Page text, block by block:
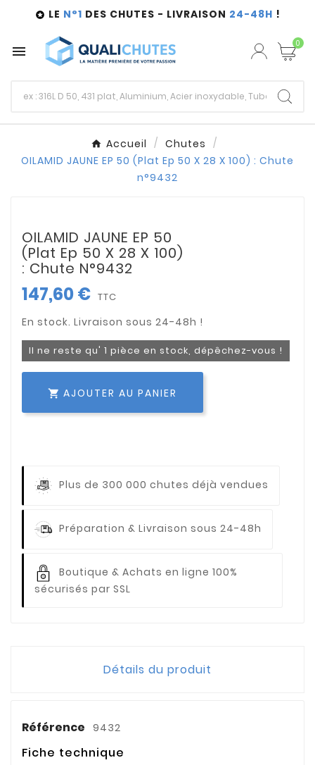
 LE N°1 DES CHUTES - LIVRAISON 24-48H !
 0
Accueil
Chutes
OILAMID JAUNE EP 50 (Plat Ep 50 X 28 X 100) : Chute
n°9432
OILAMID JAUNE EP 50
(Plat Ep 50 X 28 X 100)
: Chute N°9432
147,60 € TTC
Il ne reste qu' 1 pièce en stock, dépêchez-vous !
 AJOUTER AU PANIER
Plus de 300 000 chutes déjà vendues
Préparation & Livraison sous 24-48h
Boutique & Achats en ligne 100%
sécurisés par SSL
Détails du produit
Référence 9432
Fiche technique